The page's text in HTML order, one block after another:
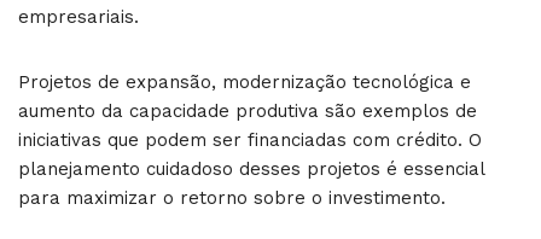
empresariais.
Projetos de expansão, modernização tecnológica e
aumento da capacidade produtiva são exemplos de
iniciativas que podem ser financiadas com crédito. O
planejamento cuidadoso desses projetos é essencial
para maximizar o retorno sobre o investimento.